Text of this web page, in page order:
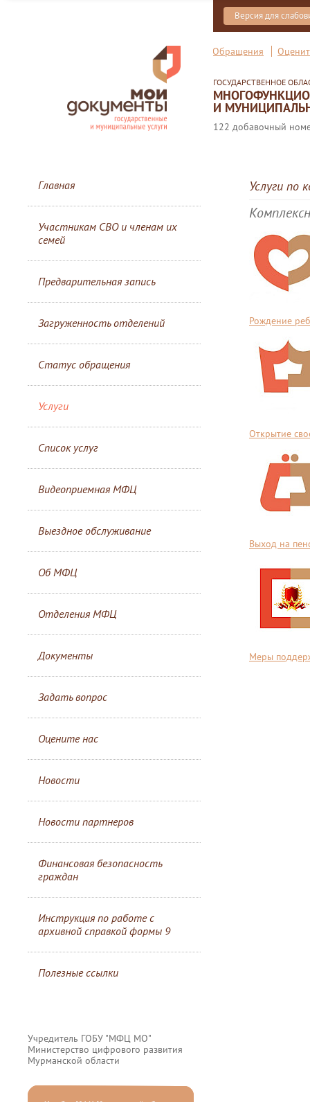
Версия для
Обращения
ГОСУДАРСТВЕННОЕ
И
122 добавочный
Главная
Участникам СВО и членам их
семей
Предварительная запись
Загруженность отделений
Статус обращения
Услуги
Список услуг
Видеоприемная МФЦ
Выездное обслуживание
Об МФЦ
Отделения МФЦ
Документы
Задать вопрос
Оцените нас
Новости
Новости партнеров
Финансовая безопасность
граждан
Инструкция по работе с
архивной справкой формы 9
Полезные ссылки
Учредитель ГОБУ "МФЦ МО"
Министерство цифрового развития
Мурманской области
Услуги по
Рождение
Открытие
Выход на
Меры